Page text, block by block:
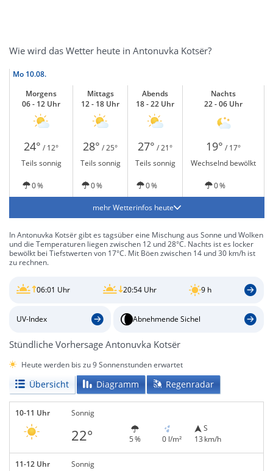
Wie wird das Wetter heute in Antonuvka Kotsër?
Mo 10.08.
Morgens
06 - 12 Uhr
Mittags
12 - 18 Uhr
Abends
18 - 22 Uhr
Nachts
22 - 06 Uhr
24° / 12° 28° / 25° 27° / 21° 19° / 17°
Teils sonnig
Teils sonnig Teils sonnig Wechselnd bewölkt
0 % 0 % 0 % 0 %
mehr Wetterinfos heute
In Antonuvka Kotsër gibt es tagsüber eine Mischung aus Sonne und Wolken
und die Temperaturen liegen zwischen 12 und 28°C. Nachts ist es locker
bewölkt bei Tiefstwerten von 17°C. Mit Böen zwischen 14 und 30 km/h ist
zu rechnen.
06:01 Uhr 20:54 Uhr 9 h
UV-Index Abnehmende Sichel
Stündliche Vorhersage Antonuvka Kotsër
Heute werden bis zu 9 Sonnenstunden erwartet
Übersicht Diagramm Regenradar
10-11 Uhr Sonnig
22° 5 % 0 l/m²
S
13 km/h
11-12 Uhr Sonnig